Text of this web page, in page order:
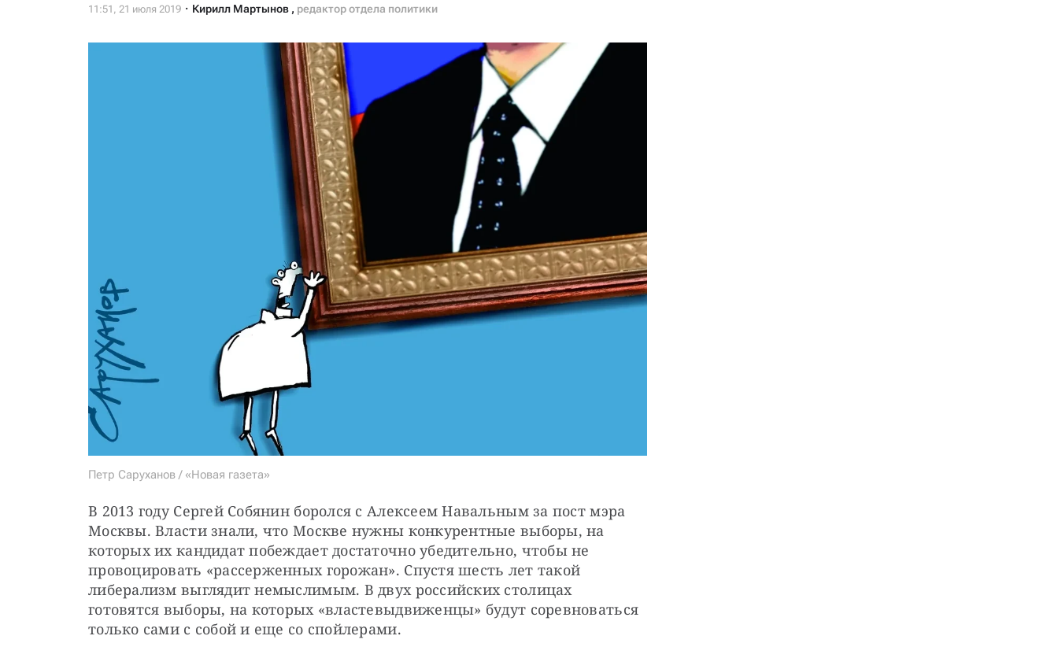
Кирилл Мартынов , редактор отдела политики
Петр Саруханов / «Новая газета»
В 2013 году Сергей Собянин боролся с Алексеем Навальным за пост мэра
Москвы. Власти знали, что Москве нужны конкурентные выборы, на
которых их кандидат побеждает достаточно убедительно, чтобы не
провоцировать «рассерженных горожан». Спустя шесть лет такой
либерализм выглядит немыслимым. В двух российских столицах
готовятся выборы, на которых «властевыдвиженцы» будут соревноваться
только сами с собой и еще со спойлерами.